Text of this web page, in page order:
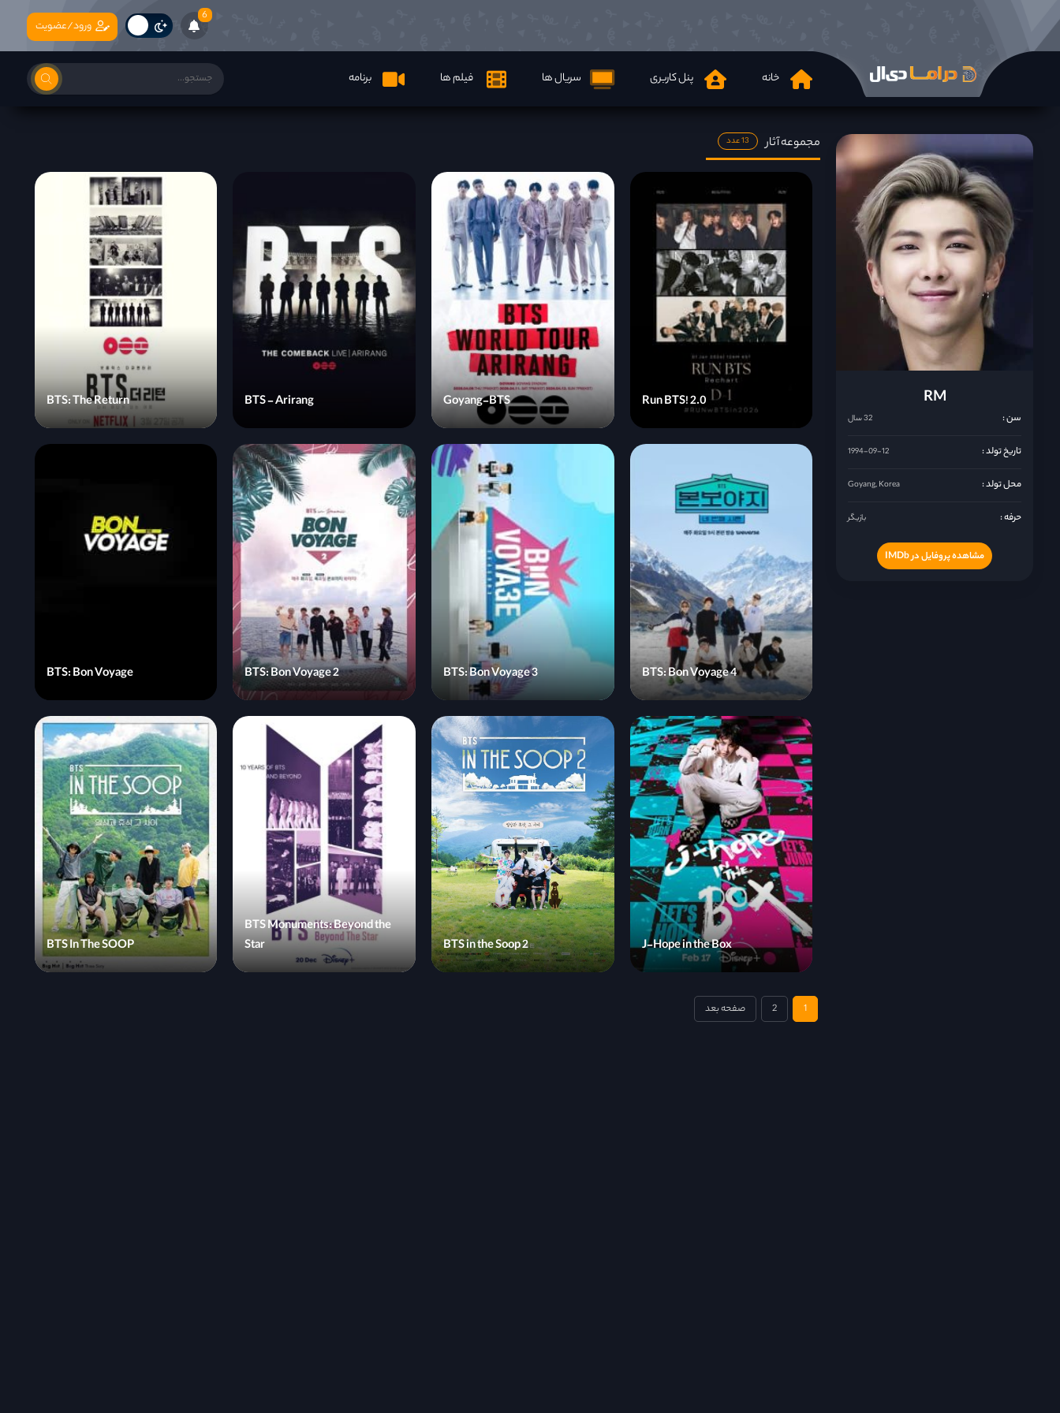
6
خانه پنل کاربری سریال ها فیلم ها برنامه
ورود/عضویت
RM
سن : 32 سال
تاریخ تولد : 1994-09-12
محل تولد : Goyang, Korea
حرفه : بازیگر
مشاهده پروفایل در IMDb
مجموعه آثار 13 عدد
Run BTS! 2.0
Goyang-BTS
BTS - Arirang
BTS: The Return
BTS: Bon Voyage 4
BTS: Bon Voyage 3
BTS: Bon Voyage 2
BTS: Bon Voyage
J-Hope in the Box
BTS in the Soop 2
BTS Monuments: Beyond the
Star
BTS In The SOOP
1
2 صفحه بعد